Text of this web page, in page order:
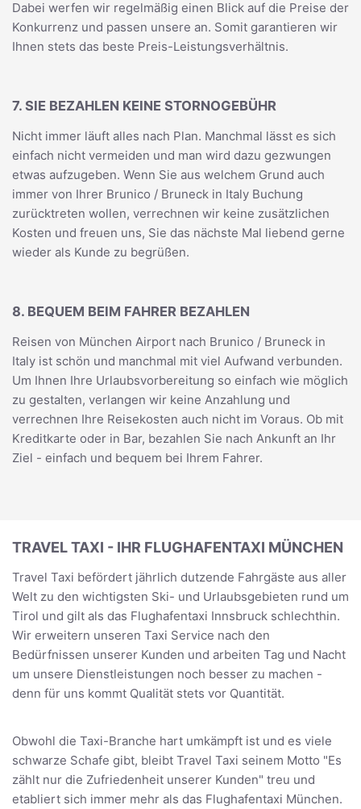
Dabei werfen wir regelmäßig einen Blick auf die Preise der
Konkurrenz und passen unsere an. Somit garantieren wir
Ihnen stets das beste Preis-Leistungsverhältnis.
7. SIE BEZAHLEN KEINE STORNOGEBÜHR
Nicht immer läuft alles nach Plan. Manchmal lässt es sich
einfach nicht vermeiden und man wird dazu gezwungen
etwas aufzugeben. Wenn Sie aus welchem Grund auch
immer von Ihrer Brunico / Bruneck in Italy Buchung
zurücktreten wollen, verrechnen wir keine zusätzlichen
Kosten und freuen uns, Sie das nächste Mal liebend gerne
wieder als Kunde zu begrüßen.
8. BEQUEM BEIM FAHRER BEZAHLEN
Reisen von München Airport nach Brunico / Bruneck in
Italy ist schön und manchmal mit viel Aufwand verbunden.
Um Ihnen Ihre Urlaubsvorbereitung so einfach wie möglich
zu gestalten, verlangen wir keine Anzahlung und
verrechnen Ihre Reisekosten auch nicht im Voraus. Ob mit
Kreditkarte oder in Bar, bezahlen Sie nach Ankunft an Ihr
Ziel - einfach und bequem bei Ihrem Fahrer.
TRAVEL TAXI - IHR FLUGHAFENTAXI MÜNCHEN
Travel Taxi befördert jährlich dutzende Fahrgäste aus aller
Welt zu den wichtigsten Ski- und Urlaubsgebieten rund um
Tirol und gilt als das Flughafentaxi Innsbruck schlechthin.
Wir erweitern unseren Taxi Service nach den
Bedürfnissen unserer Kunden und arbeiten Tag und Nacht
um unsere Dienstleistungen noch besser zu machen -
denn für uns kommt Qualität stets vor Quantität.
Obwohl die Taxi-Branche hart umkämpft ist und es viele
schwarze Schafe gibt, bleibt Travel Taxi seinem Motto "Es
zählt nur die Zufriedenheit unserer Kunden" treu und
etabliert sich immer mehr als das Flughafentaxi München.